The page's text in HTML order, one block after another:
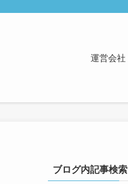
運営会社
ブログ内記事検索